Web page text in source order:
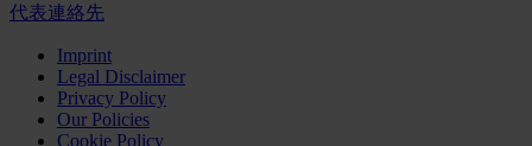
代表連絡先
Imprint
Legal Disclaimer
Privacy Policy
Our Policies
Cookie Policy